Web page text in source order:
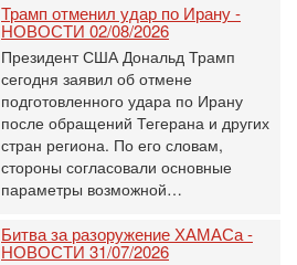
Трамп отменил удар по Ирану -
НОВОСТИ 02/08/2026
Президент США Дональд Трамп
сегодня заявил об отмене
подготовленного удара по Ирану
после обращений Тегерана и других
стран региона. По его словам,
стороны согласовали основные
параметры возможной…
Битва за разоружение ХАМАСа -
НОВОСТИ 31/07/2026